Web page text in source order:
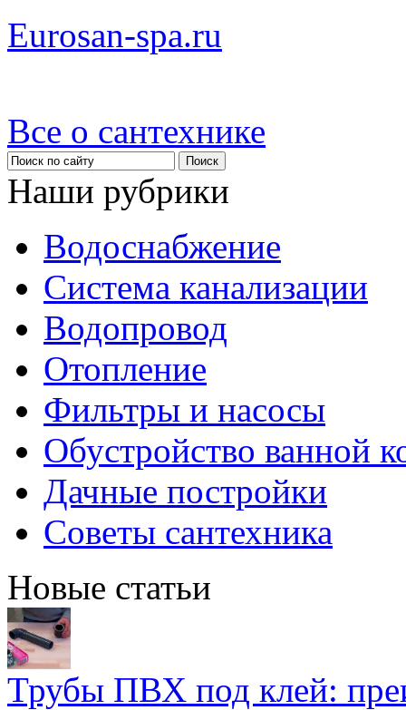
Eurosan-spa.ru
Все о сантехнике
Наши рубрики
Водоснабжение
Система канализации
Водопровод
Отопление
Фильтры и насосы
Обустройство ванной
Дачные постройки
Советы сантехника
Новые статьи
Трубы ПВХ под клей: